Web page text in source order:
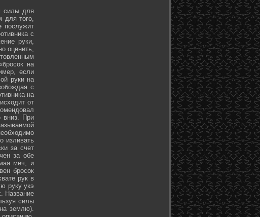
силы для
того,
послужит
с
руки,
оценить,
на
если
руки на
с
на
от
вниз. При
изливать
за счет
за обе
меч, и
бросок
рук в
руку укэ
Название
силы
землю).